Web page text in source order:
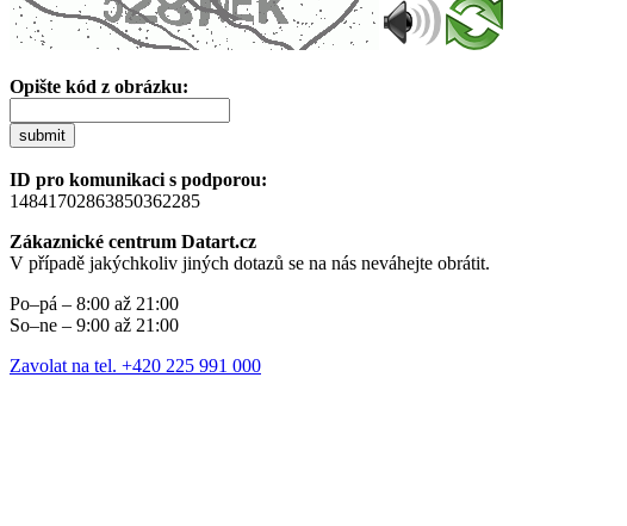
Opište kód z obrázku:
submit
ID pro komunikaci s podporou:
14841702863850362285
Zákaznické centrum Datart.cz
V případě jakýchkoliv jiných dotazů se na nás neváhejte obrátit.
Po–pá – 8:00 až 21:00
So–ne – 9:00 až 21:00
Zavolat na tel. +420 225 991 000